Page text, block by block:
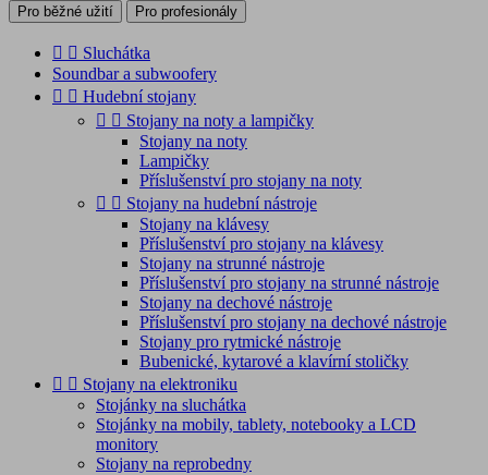
Pro běžné užití Pro profesionály
  Sluchátka
Soundbar a subwoofery
  Hudební stojany
  Stojany na noty a lampičky
Stojany na noty
Lampičky
Příslušenství pro stojany na noty
  Stojany na hudební nástroje
Stojany na klávesy
Příslušenství pro stojany na klávesy
Stojany na strunné nástroje
Příslušenství pro stojany na strunné nástroje
Stojany na dechové nástroje
Příslušenství pro stojany na dechové nástroje
Stojany pro rytmické nástroje
Bubenické, kytarové a klavírní stoličky
  Stojany na elektroniku
Stojánky na sluchátka
Stojánky na mobily, tablety, notebooky a LCD
monitory
Stojany na reprobedny